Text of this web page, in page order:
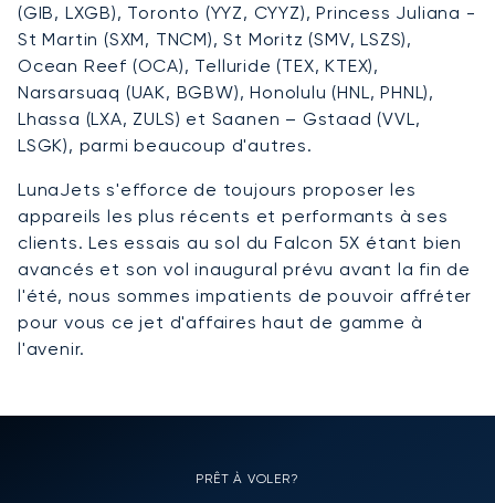
(GIB, LXGB), Toronto (YYZ, CYYZ), Princess Juliana -
St Martin (SXM, TNCM), St Moritz (SMV, LSZS),
Ocean Reef (OCA), Telluride (TEX, KTEX),
Narsarsuaq (UAK, BGBW), Honolulu (HNL, PHNL),
Lhassa (LXA, ZULS) et Saanen – Gstaad (VVL,
LSGK), parmi beaucoup d'autres.
LunaJets s'efforce de toujours proposer les
appareils les plus récents et performants à ses
clients. Les essais au sol du Falcon 5X étant bien
avancés et son vol inaugural prévu avant la fin de
l'été, nous sommes impatients de pouvoir affréter
pour vous ce jet d'affaires haut de gamme à
l'avenir.
PRÊT À VOLER?